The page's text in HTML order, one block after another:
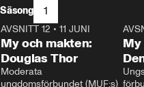
Säsong 1
26:27
AVSNITT 12 • 11 JUNI
My och makten:
Douglas Thor
Moderata
ungdomsförbundet (MUF:s)
My